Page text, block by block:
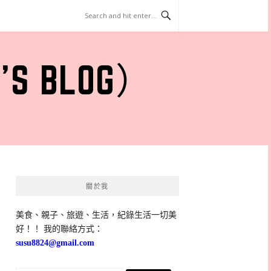
）
關於我
美食、親子、旅遊、生活，紀錄生活一切美
好！！ 我的聯絡方式：
susu8824@gmail.com